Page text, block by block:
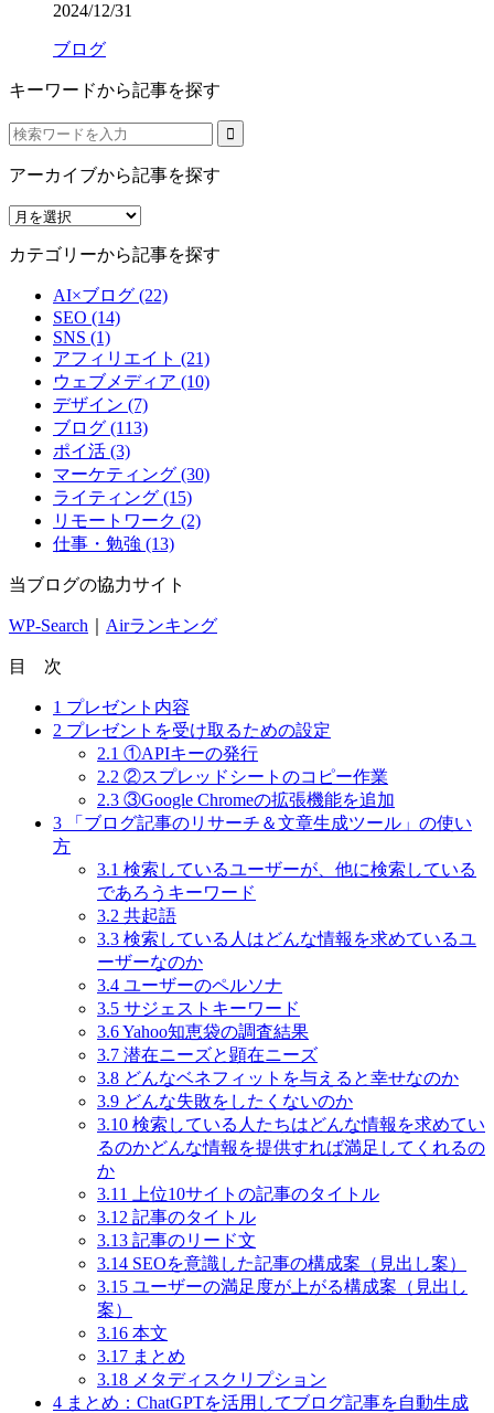
2024/12/31
ブログ
キーワードから記事を探す
アーカイブから記事を探す
ア
カ
カテゴリーから記事を探す
AI×ブログ (22)
SEO (14)
SNS (1)
アフィリエイト (21)
ウェブメディア (10)
デザイン (7)
ブログ (113)
ポイ活 (3)
マーケティング (30)
ライティング (15)
リモートワーク (2)
仕事・勉強 (13)
当ブログの協力サイト
WP-Search Airランキング
目 次
1 プレゼント内容
2 プレゼントを受け取るための設定
2.1 ①APIキーの発行
2.2 ②スプレッドシートのコピー作業
2.3 ③Google Chromeの拡張機能を追加
3 「ブログ記事のリサーチ＆文章生成ツール」の使い
方
3.1 検索しているユーザーが、他に検索している
であろうキーワード
3.2 共起語
3.3 検索している人はどんな情報を求めているユ
ーザーなのか
3.4 ユーザーのペルソナ
3.5 サジェストキーワード
3.6Yahoo知恵袋の調査結果
3.7 潜在ニーズと顕在ニーズ
3.8 どんなベネフィットを与えると幸せなのか
3.9 どんな失敗をしたくないのか
3.10 検索している人たちはどんな情報を求めてい
るのかどんな情報を提供すれば満足してくれるの
か
3.11
上位10サイトの記事のタイトル
3.12 記事のタイトル
3.13 記事のリード文
3.14 SEOを意識した記事の構成案（見出し案）
3.15 ユーザーの満足度が上がる構成案（見出し
案）
3.16 本文
3.17 まとめ
3.18 メタディスクリプション
4 まとめ：ChatGPTを活用してブログ記事を自動生成